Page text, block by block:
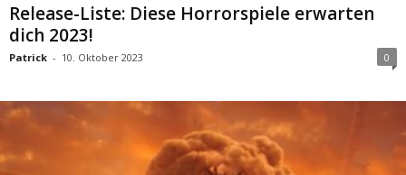
Release-Liste: Diese Horrorspiele erwarten
dich 2023!
Patrick - 10. Oktober 2023 0